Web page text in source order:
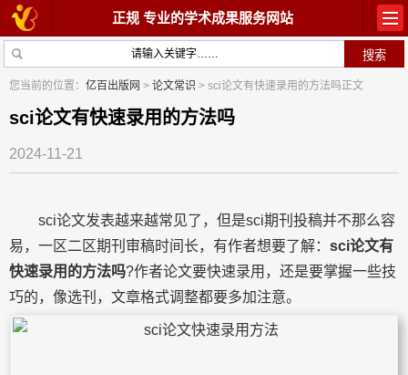
正规 专业的学术成果服务网站
学术著作
在线咨询 关于我们
您当前的位置： 亿百出版网 > 论文常识 > sci论文有快速录用的方法吗正文
sci论文有快速录用的方法吗
2024-11-21
sci论文发表越来越常见了，但是sci期刊投稿并不那么容
易，一区二区期刊审稿时间长，有作者想要了解： sci论文有
快速录用的方法吗?作者论文要快速录用，还是要掌握一些技
巧的，像选刊，文章格式调整都要多加注意。